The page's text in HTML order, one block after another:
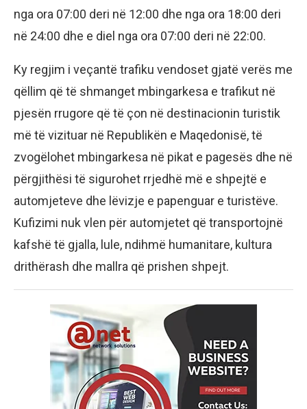
nga ora 07:00 deri në 12:00 dhe nga ora 18:00 deri
në 24:00 dhe e diel nga ora 07:00 deri në 22:00.
Ky regjim i veçantë trafiku vendoset gjatë verës me
qëllim që të shmanget mbingarkesa e trafikut në
pjesën rrugore që të çon në destinacionin turistik
më të vizituar në Republikën e Maqedonisë, të
zvogëlohet mbingarkesa në pikat e pagesës dhe në
përgjithësi të sigurohet rrjedhë më e shpejtë e
automjeteve dhe lëvizje e papenguar e turistëve.
Kufizimi nuk vlen për automjetet që transportojnë
kafshë të gjalla, lule, ndihmë humanitare, kultura
drithërash dhe mallra që prishen shpejt.